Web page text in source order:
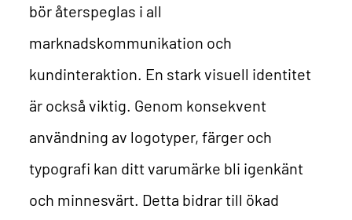
bör återspeglas i all
marknadskommunikation och
kundinteraktion. En stark visuell identitet
är också viktig. Genom konsekvent
användning av logotyper, färger och
typografi kan ditt varumärke bli igenkänt
och minnesvärt. Detta bidrar till ökad